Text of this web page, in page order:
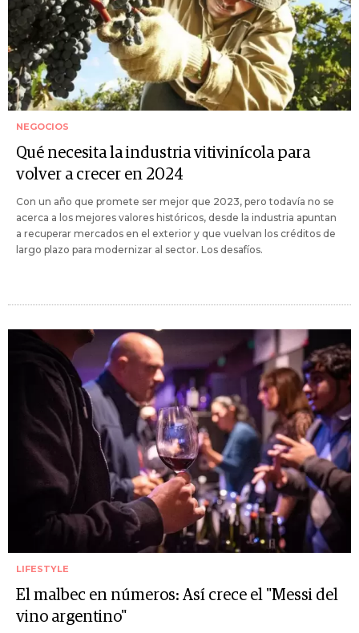
NEGOCIOS
Qué necesita la industria vitivinícola para
volver a crecer en 2024
Con un año que promete ser mejor que 2023, pero todavía no se
acerca a los mejores valores históricos, desde la industria apuntan
a recuperar mercados en el exterior y que vuelvan los créditos de
largo plazo para modernizar al sector. Los desafíos.
LIFESTYLE
El malbec en números: Así crece el "Messi del
vino argentino"